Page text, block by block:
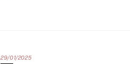
29/01/2025